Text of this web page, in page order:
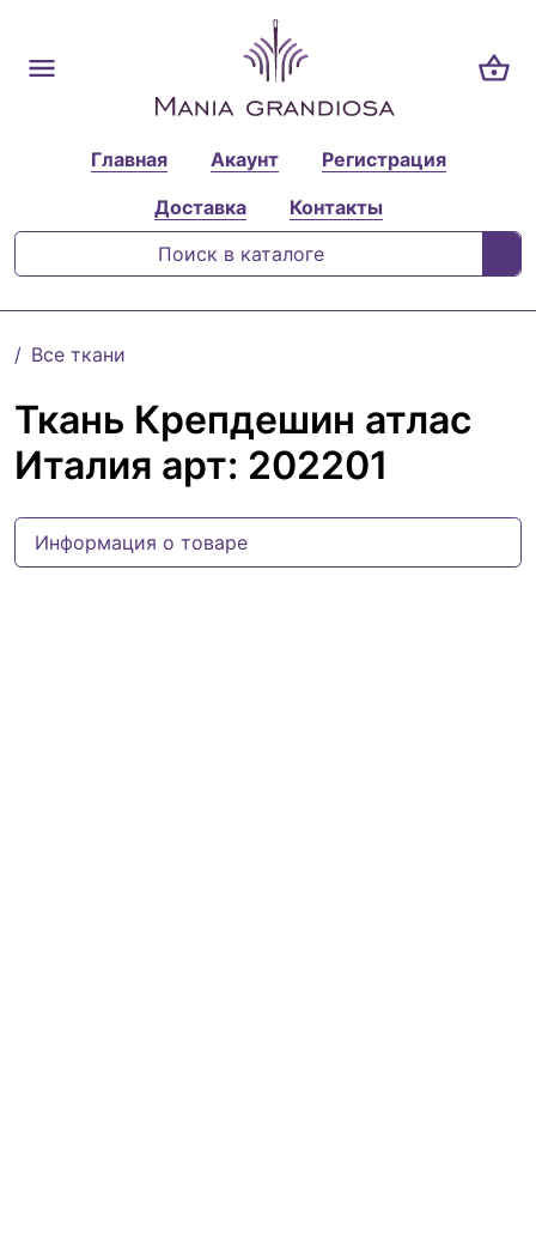
Главная Акаунт
Регистрация
Доставка
Контакты
Все ткани
Ткань Крепдешин атлас
Италия арт: 202201
Информация о товаре